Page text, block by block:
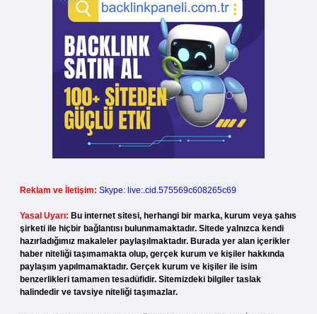
Reklam ve İletişim: Skype: live:.cid.575569c608265c69
Yasal Uyarı: Bu internet sitesi, herhangi bir marka, kurum veya şahıs
şirketi ile hiçbir bağlantısı bulunmamaktadır. Sitede yalnızca kendi
hazırladığımız makaleler paylaşılmaktadır. Burada yer alan içerikler
haber niteliği taşımamakta olup, gerçek kurum ve kişiler hakkında
paylaşım yapılmamaktadır. Gerçek kurum ve kişiler ile isim
benzerlikleri tamamen tesadüfidir. Sitemizdeki bilgiler taslak
halindedir ve tavsiye niteliği taşımazlar.